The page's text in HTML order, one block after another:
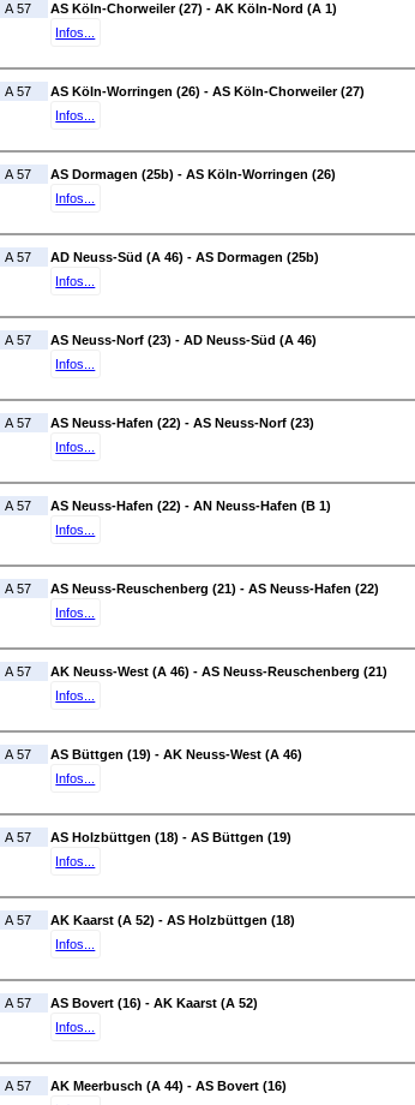
A 57
AS Köln-Chorweiler (27) - AK Köln-Nord (A 1)
Infos...
A 57
AS Köln-Worringen (26) - AS Köln-Chorweiler (27)
Infos...
A 57
AS Dormagen (25b) - AS Köln-Worringen (26)
Infos...
A 57
AD Neuss-Süd (A 46) - AS Dormagen (25b)
Infos...
A 57
AS Neuss-Norf (23) - AD Neuss-Süd (A 46)
Infos...
A 57
AS Neuss-Hafen (22) - AS Neuss-Norf (23)
Infos...
A 57
AS Neuss-Hafen (22) - AN Neuss-Hafen (B 1)
Infos...
A 57
AS Neuss-Reuschenberg (21) - AS Neuss-Hafen (22)
Infos...
A 57
AK Neuss-West (A 46) - AS Neuss-Reuschenberg (21)
Infos...
A 57
AS Büttgen (19) - AK Neuss-West (A 46)
Infos...
A 57
AS Holzbüttgen (18) - AS Büttgen (19)
Infos...
A 57
AK Kaarst (A 52) - AS Holzbüttgen (18)
Infos...
A 57
AS Bovert (16) - AK Kaarst (A 52)
Infos...
A 57
AK Meerbusch (A 44) - AS Bovert (16)